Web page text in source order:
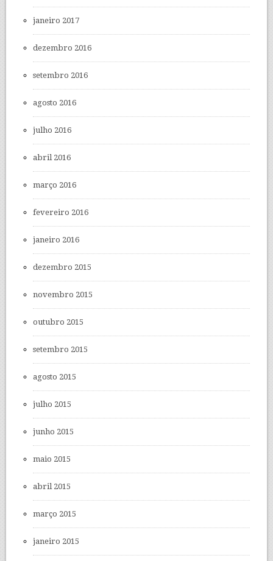
janeiro 2017
dezembro 2016
setembro 2016
agosto 2016
julho 2016
abril 2016
março 2016
fevereiro 2016
janeiro 2016
dezembro 2015
novembro 2015
outubro 2015
setembro 2015
agosto 2015
julho 2015
junho 2015
maio 2015
abril 2015
março 2015
janeiro 2015